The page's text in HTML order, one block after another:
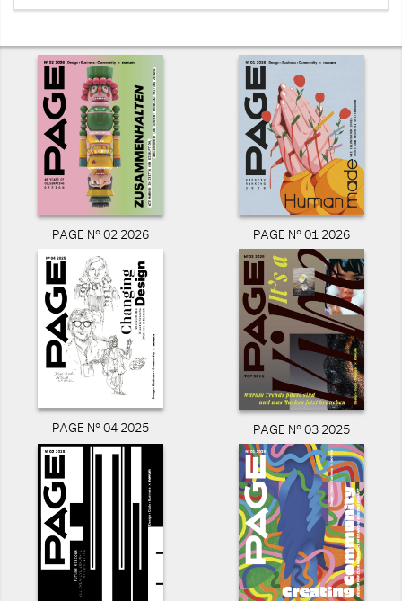
PAGE N° 02 2026 PAGE N° 01 2026
PAGE N° 04 2025 PAGE N° 03 2025